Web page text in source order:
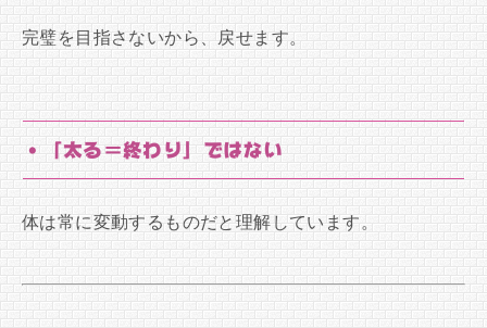
完璧を目指さないから、戻せます。
・「太る＝終わり」ではない
体は常に変動するものだと理解しています。